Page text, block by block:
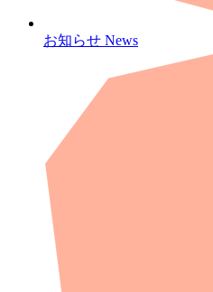
お知らせ News